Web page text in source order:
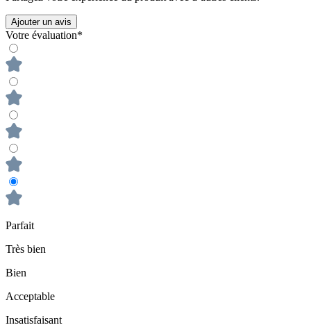
Ajouter un avis
Votre évaluation*
Parfait
Très bien
Bien
Acceptable
Insatisfaisant